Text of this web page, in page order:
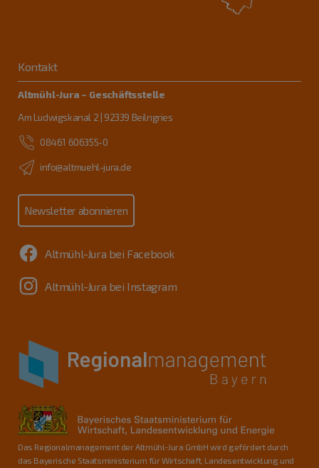
Kontakt
Altmühl-Jura – Geschäftsstelle
Am Ludwigskanal 2 | 92339 Beilngries
08461 606355-0
info@altmuehl-jura.de
Newsletter abonnieren
Altmühl-Jura bei Facebook
Altmühl-Jura bei Instagram
Das Regionalmanagement der Altmühl-Jura GmbH wird gefördert durch
das Bayerische Staatsministerium für Wirtschaft, Landesentwicklung und